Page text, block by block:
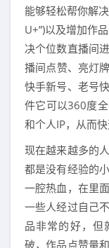
能够轻松帮你解
U+”)以及增加作
决个位数直播间
播间点赞、亮灯
快手新号、老号
件它可以360度
和个人IP，从而快
现在越来越多的
都是没有经验的
一腔热血，在里
一些人经过自己
品非常的好，但
破，作品点赞量